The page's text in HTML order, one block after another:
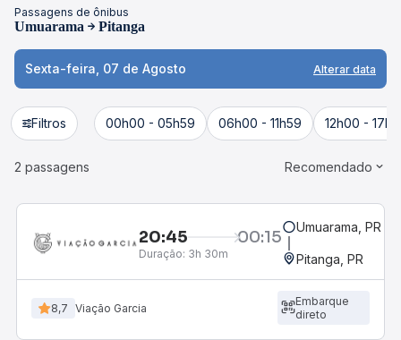
Passagens de ônibus
Umuarama Pitanga
Sexta-feira, 07 de Agosto Alterar data
Filtros 00h00 - 05h59 06h00 - 11h59 12h00 -
2 passagens Recomendado
20:45 00:15
Duração: 3h 30m
Umuarama, PR
Pitanga, PR
8,7 Viação Garcia
Embarque
direto